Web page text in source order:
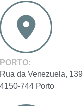
PORTO:
Rua da Venezuela, 139
4150-744 Porto